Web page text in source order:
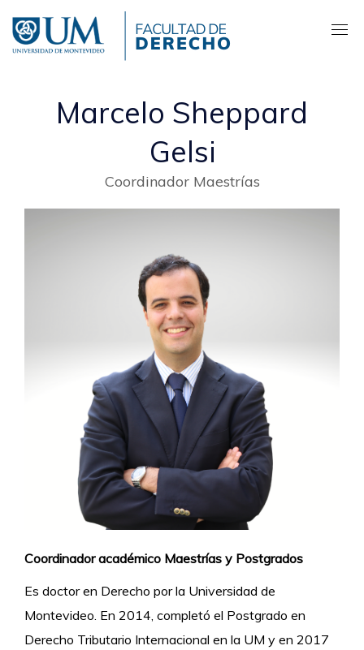
contenido
principal
Marcelo Sheppard
Gelsi
Coordinador Maestrías
Coordinador académico Maestrías y Postgrados
Es doctor en Derecho por la Universidad de
Montevideo. En 2014, completó el Postgrado en
Derecho Tributario Internacional en la UM y en 2017